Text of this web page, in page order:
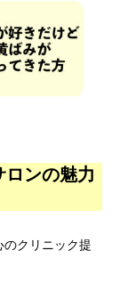
ンの魅力
クリニック提